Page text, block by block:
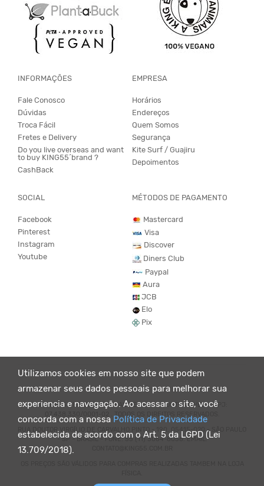
Utilizamos cookies em nosso site que podem
armazenar seus dados pessoais para melhorar sua
experiencia e navegação. Ao acessar o site, você
concorda com a nossa Política de Privacidade
estabelecida de acordo com o Art. 5 da LGPD (Lei
13.709/2018).
INFORMAÇÕES
Fale Conosco
Dúvidas
Troca Fácil
Fretes e Delivery
Do you live overseas and want
to buy KING55´brand ?
CashBack
EMPRESA
Horários
Endereços
Quem Somos
Segurança
Kite Surf / Guajiru
Depoimentos
SOCIAL
Facebook
Pinterest
Instagram
Youtube
MÉTODOS DE PAGAMENTO
Mastercard
Visa
Discover
Diners Club
Paypal
Aura
JCB
Elo
Pix
© KING55 - LOJA DE ROUPAS VEGANO E SUSTENTÁVEL. CNPJ:
07.438.330/0001-02 . TODOS OS DIREITOS RESERVADOS.
RUA DOUTOR VIRGÍLIO DE CARVALHO PINTO - 190, 05415-020 - SÃO PAULO
- SP - BRASIL - FONE: 55 (11) 3064-8056. EMAIL: